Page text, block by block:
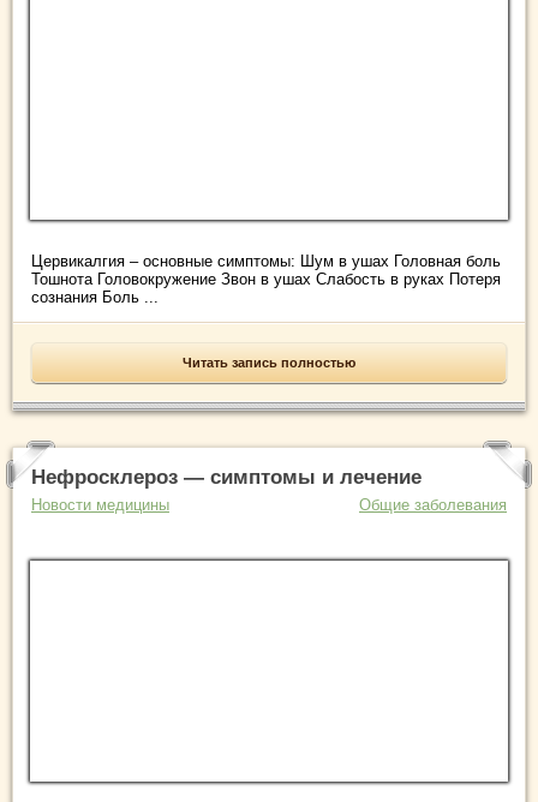
Цервикалгия – основные симптомы: Шум в ушах Головная боль
Тошнота Головокружение Звон в ушах Слабость в руках Потеря
сознания Боль ...
Читать запись полностью
Нефросклероз — симптомы и лечение
Новости медицины Общие заболевания